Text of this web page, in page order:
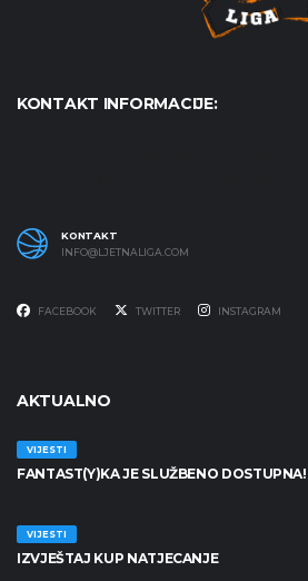
KONTAKT INFORMACIJE:
KONTAKT
INFO@LJETNALIGA.COM
FACEBOOK TWITTER INSTAGRAM
AKTUALNO
VIJESTI
FANTAST(Y)KA JE SLUŽBENO DOSTUPNA!
VIJESTI
IZVJEŠTAJ KUP NATJECANJE